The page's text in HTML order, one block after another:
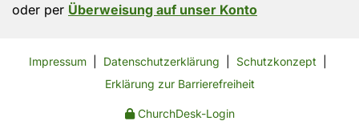
oder per Überweisung auf unser Konto
Impressum Datenschutzerklärung Schutzkonzept
Erklärung zur Barrierefreiheit
ChurchDesk-Login